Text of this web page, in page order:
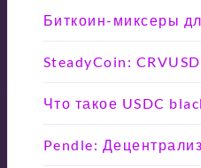
Биткоин-миксеры
SteadyCoin:
Что такое USDC
Pendle: